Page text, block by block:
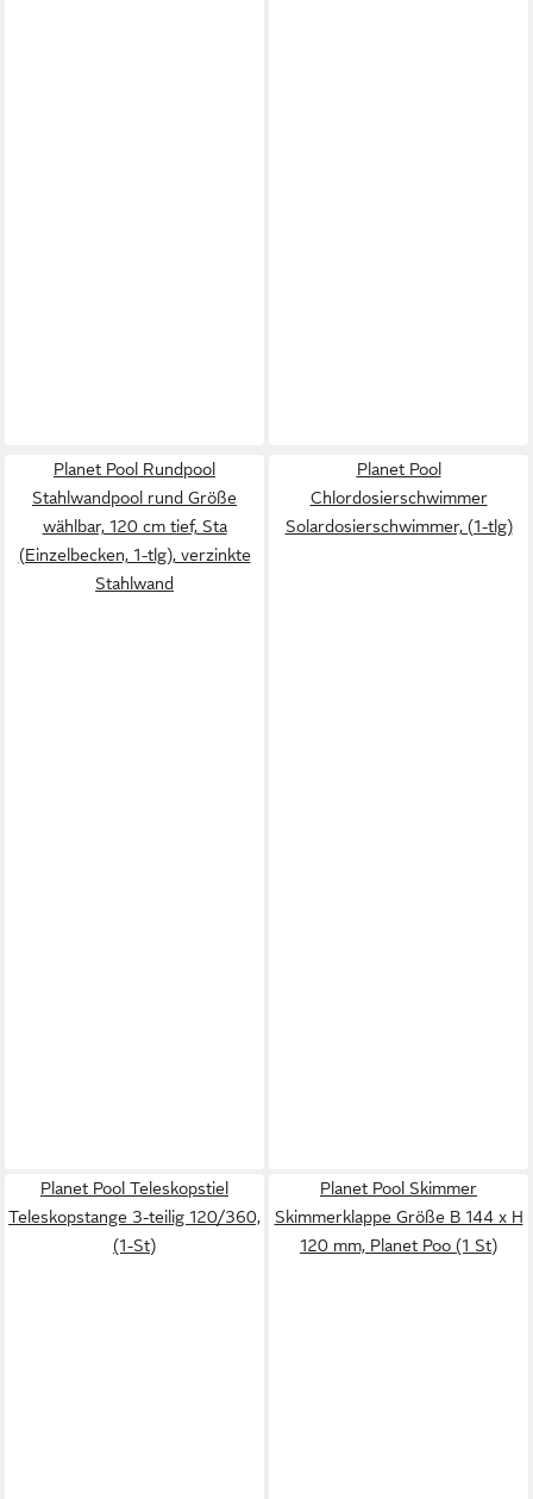
Planet Pool Rundpool
Stahlwandpool rund Größe
wählbar, 120 cm tief, Sta
(Einzelbecken, 1-tlg), verzinkte
Stahlwand
Planet Pool
Chlordosierschwimmer
Solardosierschwimmer, (1-tlg)
Planet Pool Teleskopstiel
Teleskopstange 3-teilig 120/360,
(1-St)
Planet Pool Skimmer
Skimmerklappe Größe B 144 x H
120 mm, Planet Poo (1 St)